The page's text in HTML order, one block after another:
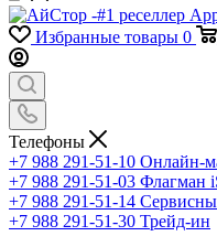
Избранные товары 0
Телефоны
+7 988 291-51-10 Онлайн-
+7 988 291-51-03 Флагман
+7 988 291-51-14
+7 988 291-51-30 Трейд-ин